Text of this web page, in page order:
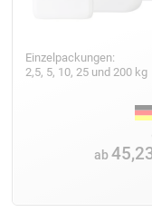
Einzelpackungen:
2,5, 5, 10, 25 und 200 kg
ab